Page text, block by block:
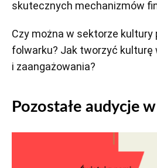
skutecznych mechanizmów
Czy można w sektorze kultury
folwarku? Jak tworzyć kulturę
i zaangażowania?
Pozostałe audycje